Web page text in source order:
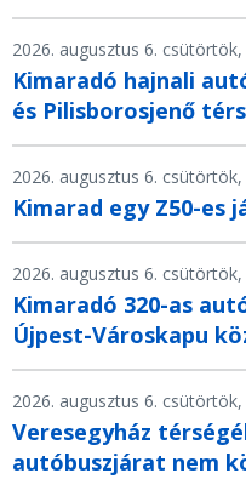
2026. augusztus 6. csütörtök,
Kimaradó hajnali
és Pilisborosjenő
2026. augusztus 6. csütörtök,
Kimarad egy Z50-es
2026. augusztus 6. csütörtök,
Kimaradó 320-as
Újpest-Városkapu
2026. augusztus 6. csütörtök,
Veresegyház
autóbuszjárat nem